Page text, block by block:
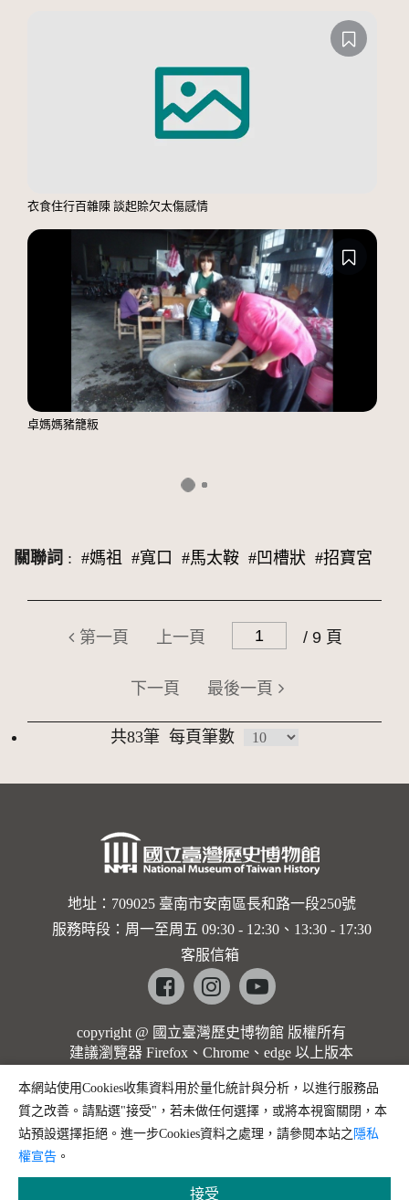
衣食住行百雜陳 談起賒欠太傷感情
卓媽媽豬籠粄
關聯詞 : #媽祖 #寬口 #馬太鞍 #凹槽狀 #招寶宮
第一頁 上一頁 / 9 頁
下一頁 最後一頁
共83筆 每頁筆數
地址：709025 臺南市安南區長和路一段250號
服務時段：周一至周五 09:30 - 12:30、13:30 - 17:30
客服信箱
Facebookinstagramyoutube
copyright @ 國立臺灣歷史博物館 版權所有
建議瀏覽器 Firefox、Chrome、edge 以上版本
本網站使用Cookies收集資料用於量化統計與分析，以進行服務品
質之改善。請點選"接受"，若未做任何選擇，或將本視窗關閉，本
站預設選擇拒絕。進一步Cookies資料之處理，請參閱本站之 隱私
權宣告 。
接受